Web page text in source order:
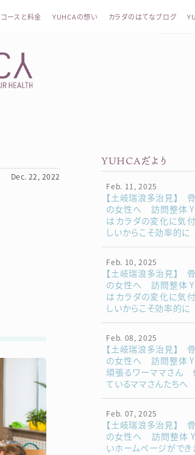
コースと料金 YUHCAの想い カラダのはてなブログ
を前向きに。産前産後訪問整体 YUHCA（ユウカ）
Dec. 22, 2022
YUHCAだより
Feb. 11, 2025
【土岐瑞浪多治見】
の女性へ 訪問整
はカラダの変化に気
しいからこそ効率的に
Feb. 10, 2025
【土岐瑞浪多治見】
の女性へ 訪問整
はカラダの変化に気
しいからこそ効率的に
Feb. 08, 2025
【土岐瑞浪多治見】
の女性へ 訪問整体
頑張るワーママさん
ているママさんたちへ
Feb. 07, 2025
【土岐瑞浪多治見】
の女性へ 訪問整
いホームページができ